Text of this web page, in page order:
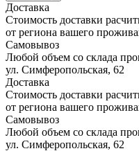
Доставка
Стоимость доставки
от региона вашего
Самовывоз
Любой объем со склада
ул. Симферопольская, 62
Доставка
Стоимость доставки
от региона вашего
Самовывоз
Любой объем со склада
ул. Симферопольская, 62